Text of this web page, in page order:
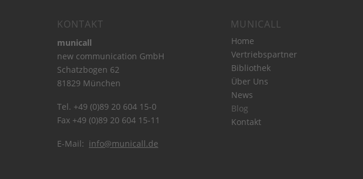
KONTAKT
municall
new communication GmbH
Schatzbogen 62
81829 München
Tel. +49 (0)89 20 604 15-0
Fax +49 (0)89 20 604 15-11
E-Mail: info@municall.de
MUNICALL
Home
Vertriebspartner
Bibliothek
Über Uns
News
Blog
Kontakt